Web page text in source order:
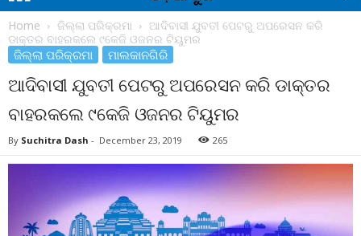
Home ଜିଲ୍ଲା ପରିକ୍ରମା
ଆଦିବାସୀ ଯୁବତୀ ପେଟରୁ ଅପରେସନ କରି
ଡାକ୍ତର ବାହରକଲେ ୯କେଜି ଓଜନର ଟିୟୁମର
ଜିଲ୍ଲା ପରିକ୍ରମା ମାଲକାନଗିରି
ଆଦିବାସୀ ଯୁବତୀ ପେଟରୁ ଅପରେସନ କରି ଡାକ୍ତର
ବାହରକଲେ ୯କେଜି ଓଜନର ଟିୟୁମର
By Suchitra Dash - December 23, 2019 265